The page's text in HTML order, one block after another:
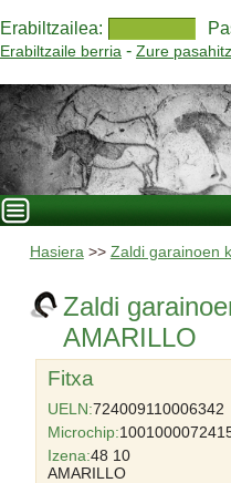
Erabiltzailea:
Erabiltzaile berria - Zure
Hasiera>> Zaldi garainoen
Zaldi
AMARILLO
Fitxa
UELN:724009110006342
Microchip:
Izena:48 10
AMARILLO